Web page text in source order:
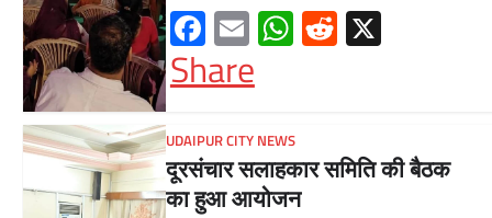
Facebook
EmailWhatsApp
Reddit
X
Share
UDAIPUR CITY NEWS
दूरसंचार सलाहकार समिति की बैठक
का हुआ आयोजन